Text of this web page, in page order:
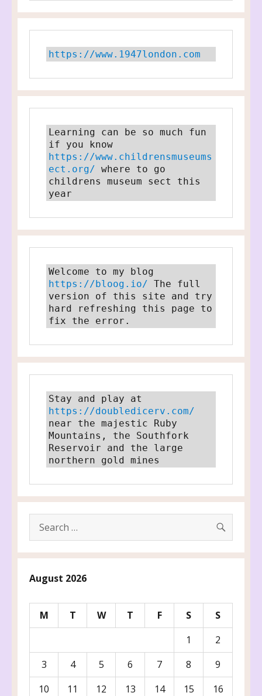
https://www.1947london.com
Learning can be so much fun
https://www.childrensmuseums
ect.org/ where to go
childrens museum sect this
year
https://bloog.io/ The full
version of this site and try
hard refreshing this page to
fix the error.
https://doubledicerv.com/
near the majestic Ruby
Mountains, the Southfork
Reservoir and the large
northern gold mines
Search
for:
August 2026
M T W T F S
S
1
2
3
4 5 6 7 8
9
10
11 12 13 14 15
16